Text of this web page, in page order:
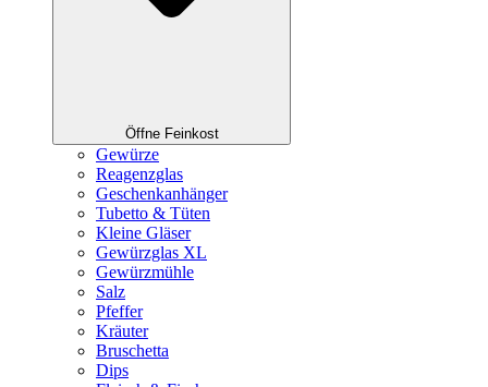
Öffne Feinkost
Gewürze
Reagenzglas
Geschenkanhänger
Tubetto & Tüten
Kleine Gläser
Gewürzglas XL
Gewürzmühle
Salz
Pfeffer
Kräuter
Bruschetta
Dips